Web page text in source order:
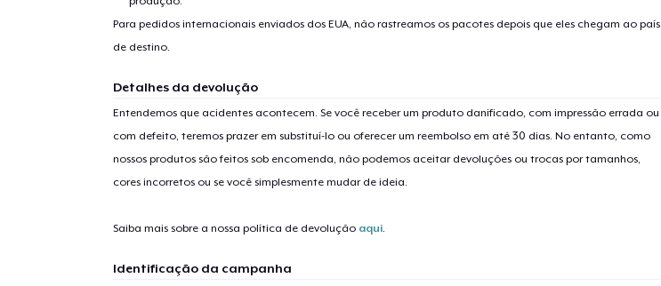
Para pedidos internacionais enviados dos EUA, não rastreamos os pacotes depois que eles chegam ao país
de destino.
Detalhes da devolução
Entendemos que acidentes acontecem. Se você receber um produto danificado, com impressão errada ou
com defeito, teremos prazer em substituí-lo ou oferecer um reembolso em até 30 dias. No entanto, como
nossos produtos são feitos sob encomenda, não podemos aceitar devoluções ou trocas por tamanhos,
cores incorretos ou se você simplesmente mudar de ideia.
Saiba mais sobre a nossa política de devolução aqui.
Identificação da campanha
1artigo adicionado ao